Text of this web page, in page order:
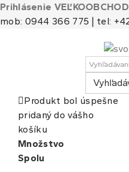
Prihlásenie VEĽKOOBCHOD
mob: 0944 366 775 | tel:
Produkt bol úspešne
pridaný do vášho
košíku
Množstvo
Spolu